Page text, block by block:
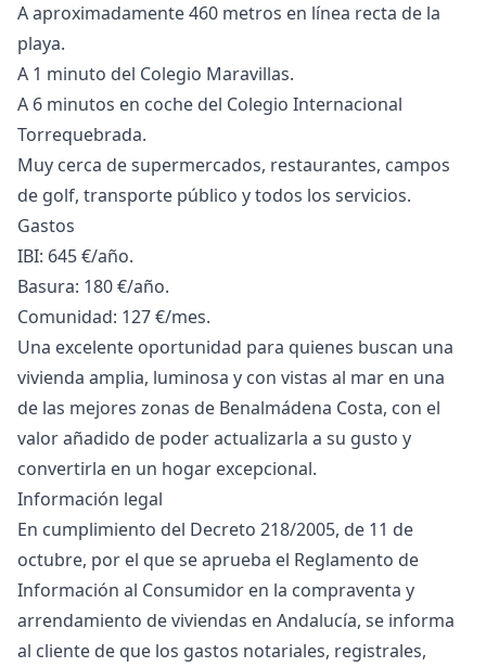
A aproximadamente 460 metros en línea recta de la
playa.
A 1 minuto del Colegio Maravillas.
A 6 minutos en coche del Colegio Internacional
Torrequebrada.
Muy cerca de supermercados, restaurantes, campos
de golf, transporte público y todos los servicios.
Gastos
IBI: 645 €/año.
Basura: 180 €/año.
Comunidad: 127 €/mes.
Una excelente oportunidad para quienes buscan una
vivienda amplia, luminosa y con vistas al mar en una
de las mejores zonas de Benalmádena Costa, con el
valor añadido de poder actualizarla a su gusto y
convertirla en un hogar excepcional.
Información legal
En cumplimiento del Decreto 218/2005, de 11 de
octubre, por el que se aprueba el Reglamento de
Información al Consumidor en la compraventa y
arrendamiento de viviendas en Andalucía, se informa
al cliente de que los gastos notariales, registrales,